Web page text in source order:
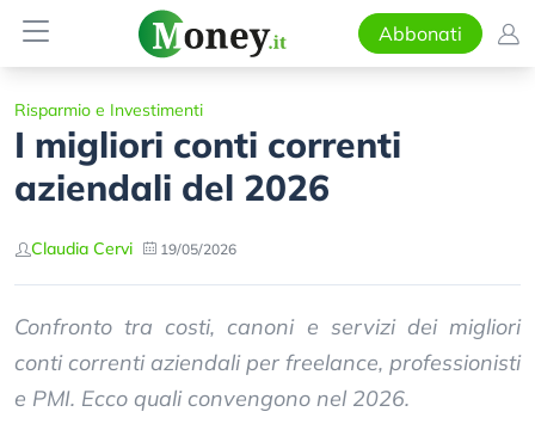
Abbonati
Risparmio e Investimenti
I migliori conti correnti
aziendali del 2026
Claudia Cervi 19/05/2026
Confronto tra costi, canoni e servizi dei migliori
conti correnti aziendali per freelance, professionisti
e PMI. Ecco quali convengono nel 2026.